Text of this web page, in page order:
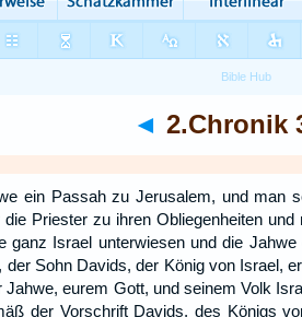
◄ 2.Chronik
ein Passah zu Jerusalem, und man
die Priester zu ihren Obliegenheiten
ganz Israel unterwiesen und die
der Sohn Davids, der König von Israel,
eurem Gott, und seinem Volk
der Vorschrift Davids, des Königs